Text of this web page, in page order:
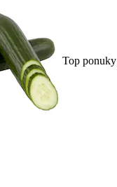
Top ponuky